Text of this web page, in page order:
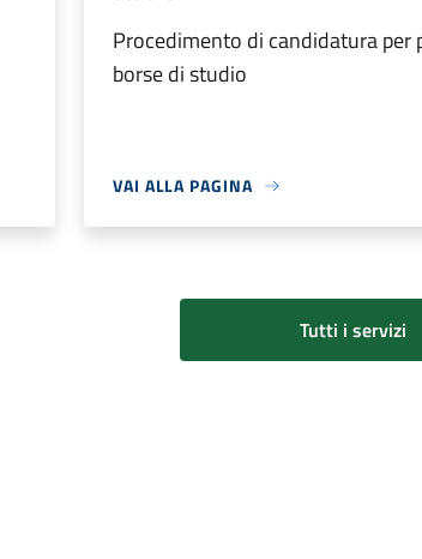
Procedimento di candidatura per
borse di studio
VAI ALLA PAGINA
Tutti i servizi